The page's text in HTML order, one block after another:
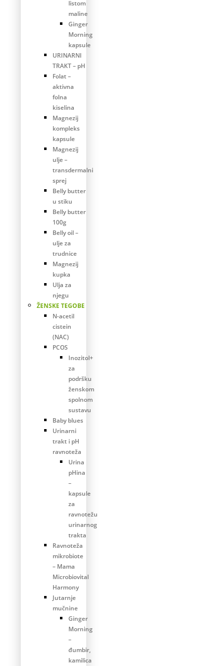
listom
maline
Ginger
Morning
kapsule
URINARNI
TRAKT – pH
Folat –
aktivna
folna
kiselina
Magnezij
kompleks
kapsule
Magnezij
ulje –
transdermalni
sprej
Belly butter
u stiku
Belly butter
100g
Belly oil –
ulje za
trudnice
Magnezij
kupka
Ulja za
njegu
ŽENSKE TEGOBE
N-acetil
cistein
(NAC)
PCOS
Inozitol+
za
podršku
ženskom
spolnom
sustavu
Baby blues
Urinarni
trakt i pH
ravnoteža
Urina
pHina
–
kapsule
za
ravnotežu
urinarnog
trakta
Ravnoteža
mikrobiote
– Mama
Microbiovital
Harmony
Jutarnje
mučnine
Ginger
Morning
–
đumbir,
kamilica